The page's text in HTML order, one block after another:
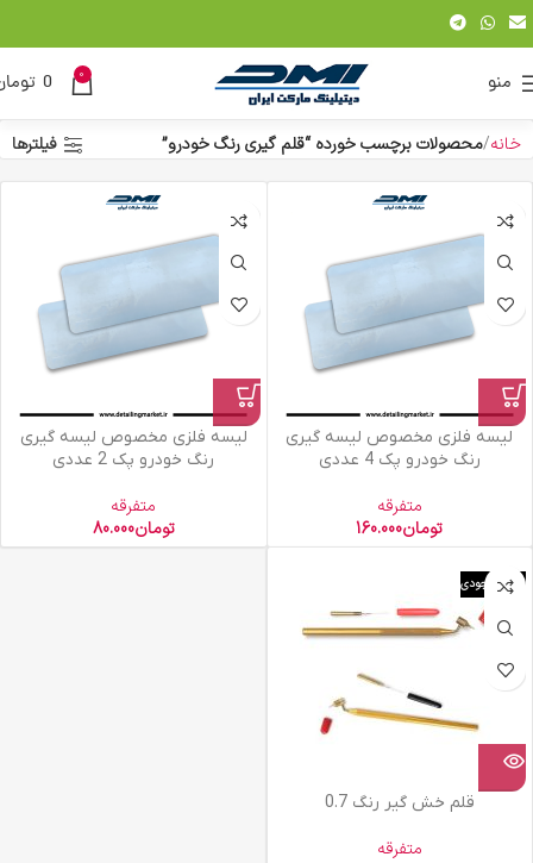
منو 0
0
خانه محصولات برچسب خورده “قلم گیری رنگ خودرو” فیلترها
لیسه فلزی مخصوص لیسه گیری
رنگ خودرو پک 4 عددی
متفرقه
تومان160.000
لیسه فلزی مخصوص لیسه گیری
رنگ خودرو پک 2 عددی
متفرقه
تومان80.000
اتمام موجودی
قلم خش گیر رنگ 0.7
متفرقه